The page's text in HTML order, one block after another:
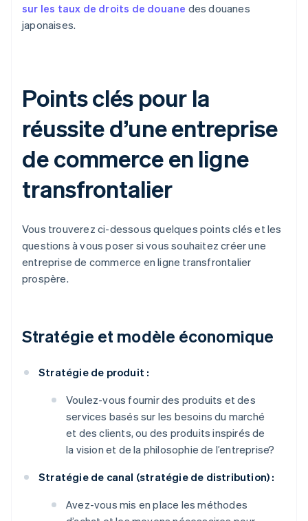
sur les taux de droits de douane des douanes
japonaises.
Points clés pour la
réussite d’une entreprise
de commerce en ligne
transfrontalier
Vous trouverez ci-dessous quelques points clés et les
questions à vous poser si vous souhaitez créer une
entreprise de commerce en ligne transfrontalier
prospère.
Stratégie et modèle économique
Stratégie de produit :
Voulez-vous fournir des produits et des
services basés sur les besoins du marché
et des clients, ou des produits inspirés de
la vision et de la philosophie de l’entreprise?
Stratégie de canal (stratégie de distribution) :
Avez-vous mis en place les méthodes